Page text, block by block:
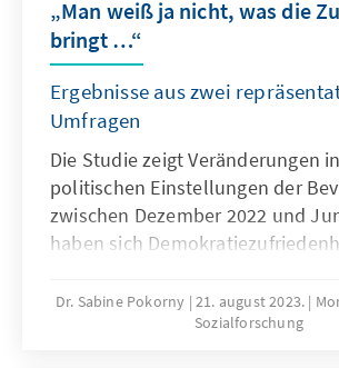
Großbri-tannien und
Truppenpräsenz an der Ostflanke.
deutsche Ankündigung, eine
Brigade in Litauen stationieren
nicht nur eine Überraschung, es
gänzlich anderer Ansatz als der
Partner. In Anbetracht der damit
Herausforderungen nicht ohne
„Man weiß ja nicht, was die
bringt …“
Ergebnisse aus zwei
Umfragen
Die Studie zeigt Veränderungen
politischen Einstellungen der
zwischen Dezember 2022 und
haben sich
optimistisch blicken die
Bürger in die Zukunft? Wie
Dr. Sabine Pokorny 21. august 2023.
Sozialforschung